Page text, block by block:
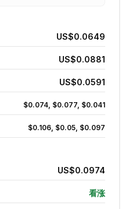
US$0.0649
US$0.0881
US$0.0591
$0.074, $0.077, $0.041
$0.106, $0.05, $0.097
US$0.0974
看涨